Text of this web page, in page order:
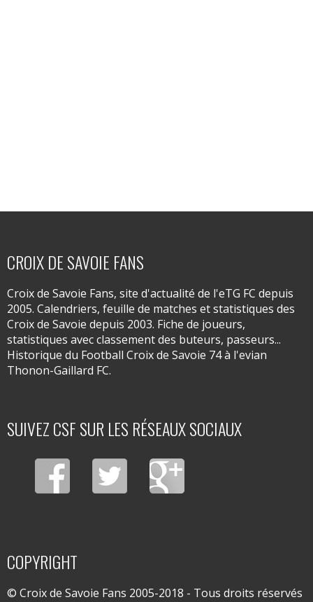
CROIX DE SAVOIE FANS
Croix de Savoie Fans, site d'actualité de l'eTG FC depuis
2005. Calendriers, feuille de matches et statistiques des
Croix de Savoie depuis 2003. Fiche de joueurs,
statistiques avec classement des buteurs, passeurs...
Historique du Football Croix de Savoie 74 à l'evian
Thonon-Gaillard FC.
SUIVEZ CSF SUR LES RÉSEAUX SOCIAUX
COPYRIGHT
© Croix de Savoie Fans 2005-2018 - Tous droits réservés